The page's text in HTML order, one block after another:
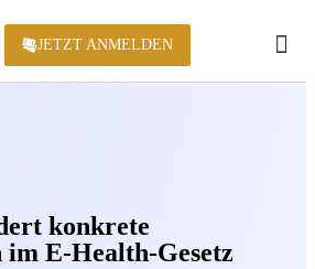
JETZT ANMELDEN
konkrete
im E-Health-Gesetz